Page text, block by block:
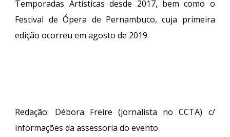
Temporadas Artísticas desde 2017, bem como o
Festival de Ópera de Pernambuco, cuja primeira
edição ocorreu em agosto de 2019.
Redação: Débora Freire (jornalista no CCTA) c/
informações daassessoria do evento